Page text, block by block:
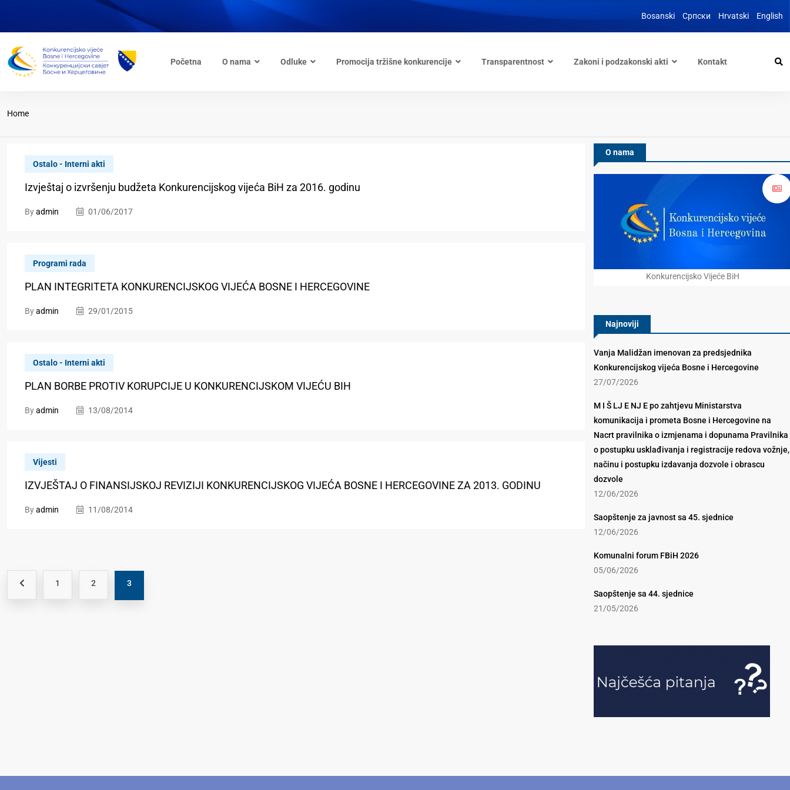
Bosanski Српски Hrvatski English
Početna O nama Odluke Promocija tržišne konkurencije Transparentnost Zakoni i podzakonski akti Kontakt
Home
Ostalo - Interni akti
Izvještaj o izvršenju budžeta Konkurencijskog vijeća BiH za 2016. godinu
Byadmin 01/06/2017
Programi rada
PLAN INTEGRITETA KONKURENCIJSKOG VIJEĆA BOSNE I HERCEGOVINE
Byadmin 29/01/2015
Ostalo - Interni akti
PLAN BORBE PROTIV KORUPCIJE U KONKURENCIJSKOM VIJEĆU BIH
Byadmin 13/08/2014
Vijesti
IZVJEŠTAJ O FINANSIJSKOJ REVIZIJI KONKURENCIJSKOG VIJEĆA BOSNE I HERCEGOVINE ZA 2013. GODINU
Byadmin 11/08/2014
1 2 3
O nama
Konkurencijsko Vijeće BiH
Najnoviji
Vanja Malidžan imenovan za predsjednika
Konkurencijskog vijeća Bosne i Hercegovine
27/07/2026
M I Š LJ E NJ E po zahtjevu Ministarstva
komunikacija i prometa Bosne i Hercegovine na
Nacrt pravilnika o izmjenama i dopunama Pravilnika
o postupku usklađivanja i registracije redova vožnje,
načinu i postupku izdavanja dozvole i obrascu
dozvole
12/06/2026
Saopštenje za javnost sa 45. sjednice
12/06/2026
Komunalni forum FBiH 2026
05/06/2026
Saopštenje sa 44. sjednice
21/05/2026